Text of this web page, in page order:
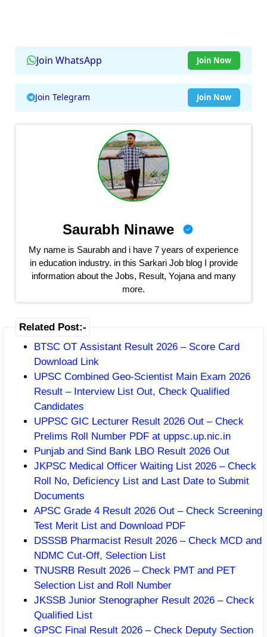
Join WhatsApp Join Now
Join Telegram Join Now
Saurabh Ninawe
My name is Saurabh and i have 7 years of experience
in education industry. in this Sarkari Job blog I provide
information about the Jobs, Result, Yojana and many
more.
Related Post:-
BTSC OT Assistant Result 2026 – Score Card
Download Link
UPSC Combined Geo-Scientist Main Exam 2026
Result – Interview List Out, Check Qualified
Candidates
UPPSC GIC Lecturer Result 2026 Out – Check
Prelims Roll Number PDF at uppsc.up.nic.in
Punjab and Sind Bank LBO Result 2026 Out
JKPSC Medical Officer Waiting List 2026 – Check
Roll No, Deficiency List and Last Date to Submit
Documents
APSC Grade 4 Result 2026 Out – Check Screening
Test Merit List and Download PDF
DSSSB Pharmacist Result 2026 – Check MCD and
NDMC Cut-Off, Selection List
TNUSRB Result 2026 – Check PMT and PET
Selection List and Roll Number
JKSSB Junior Stenographer Result 2026 – Check
Qualified List
GPSC Final Result 2026 – Check Deputy Section